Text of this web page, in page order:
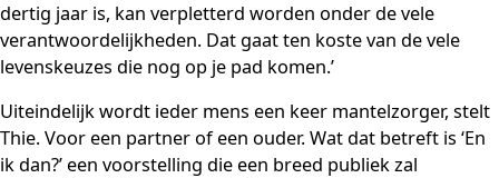
dertig jaar is, kan verpletterd worden onder de vele
verantwoordelijkheden. Dat gaat ten koste van de vele
levenskeuzes die nog op je pad komen.’
Uiteindelijk wordt ieder mens een keer mantelzorger, stelt
Thie. Voor een partner of een ouder. Wat dat betreft is ‘En
ik dan?’ een voorstelling die een breed publiek zal